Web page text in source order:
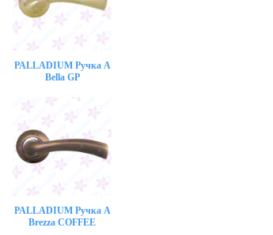
PALLADIUM Ручка A
Bella GP
PALLADIUM Ручка A
Brezza COFFEE